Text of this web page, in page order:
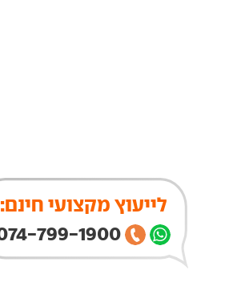
לייעוץ מקצועי חינם:
074-799-1900